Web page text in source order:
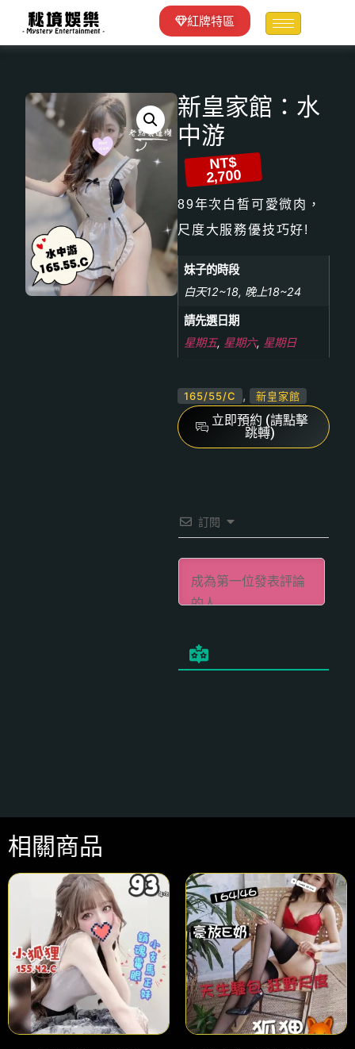
紅牌特區
新皇家館：水
中游
NT$
2,700
89年次白皙可愛微肉，
尺度大服務優技巧好!
妹子的時段
白天12~18, 晚上18~24
請先選日期
星期五, 星期六, 星期日
165/55/C , 新皇家館
立即預約 (請點擊
跳轉)
訂閱
相關商品